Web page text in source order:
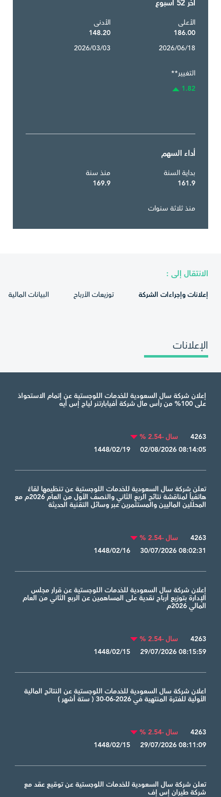
آخر 52 أسبوع
الأعلى
186.00
2026/06/18
الأدنى
148.20
2026/03/03
التغيير**
1.82
أداء السهم
بداية السنة
161.9
منذ سنة
169.9
منذ ثلاثة سنوات
الانتقال إلى :
إعلانات وإجراءات الشركة توزيعات الأرباح البيانات المالية
الإعلانات
إعلان شركة سال السعودية للخدمات اللوجستية عن إتمام الاستحواذ
على 100% من رأس مال شركة أفيابارتنر لياج إس أيه
4263
سال -2.54 %
1448/02/19 02/08/2026 08:14:05
تعلن شركة سال السعودية للخدمات اللوجستية عن تنظيمها لقاءً
هاتفياً لمناقشة نتائج الربع الثاني والنصف الأول من العام 2026م مع
المحللين الماليين والمستثمرين عبر وسائل التقنية الحديثة
4263
سال -2.54 %
1448/02/16 30/07/2026 08:02:31
إعلان شركة سال السعودية للخدمات اللوجستية عن قرار مجلس
الإدارة بتوزيع أرباح نقدية على المساهمين عن الربع الثاني من العام
المالي 2026م
4263
سال -2.54 %
1448/02/15 29/07/2026 08:15:59
اعلان شركة سال السعودية للخدمات اللوجستية عن النتائج المالية
الأولية للفترة المنتهية في 2026-06-30 ( ستة أشهر )
4263
سال -2.54 %
1448/02/15 29/07/2026 08:11:09
تعلن شركة سال السعودية للخدمات اللوجستية عن توقيع عقد مع
شركة طيران إس إف